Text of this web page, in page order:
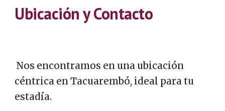
Ubicación y Contacto
Nos encontramos en una ubicación
céntrica en Tacuarembó, ideal para tu
estadía.